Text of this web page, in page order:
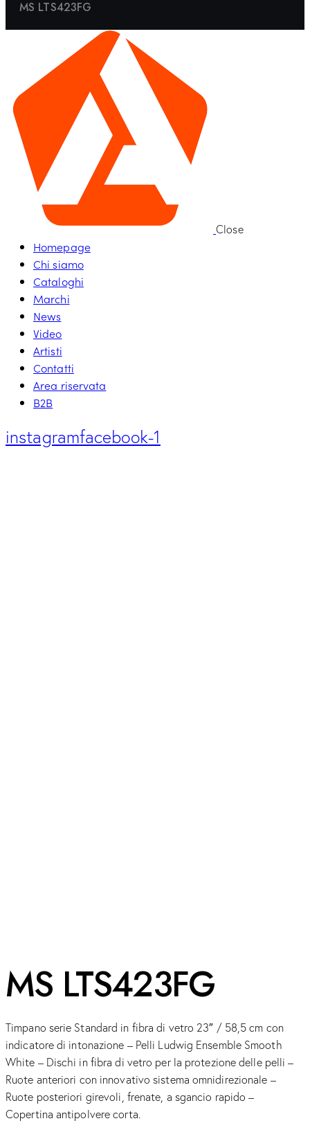
MS LTS423FG
Close
Homepage
Chi siamo
Cataloghi
Marchi
News
Video
Artisti
Contatti
Area riservata
B2B
instagramfacebook-1
MS LTS423FG
Timpano serie Standard in fibra di vetro 23″ / 58,5 cm con
indicatore di intonazione – Pelli Ludwig Ensemble Smooth
White – Dischi in fibra di vetro per la protezione delle pelli –
Ruote anteriori con innovativo sistema omnidirezionale –
Ruote posteriori girevoli, frenate, a sgancio rapido –
Copertina antipolvere corta.